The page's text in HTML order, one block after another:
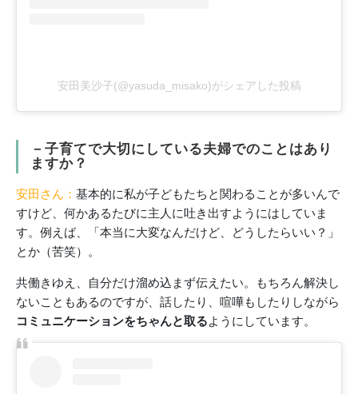
安田美沙子(@yasuda_misako)がシェアした投稿
－子育てで大切にしている夫婦でのことはあり
ますか？
安田さん： 基本的に私が子どもたちと関わることが多いんで
すけど、何かあるたびに主人に吐き出すようにはしていま
す。例えば、「本当に大変なんだけど、どうしたらいい？」
とか（苦笑）。
共働きゆえ、自分だけ溜め込まず伝えたい。もちろん解決し
ないこともあるのですが、話したり、喧嘩もしたりしながら
コミュニケーションをちゃんと取るようにしています。